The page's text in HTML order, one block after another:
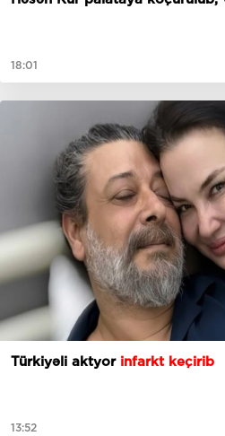
18:01
Türkiyəli aktyor infarkt keçirib
13:52